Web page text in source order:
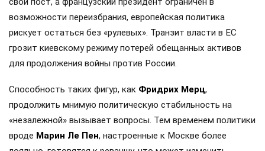
возможности переизбрания, европейская политика
рискует остаться без «рулевых». Транзит власти в ЕС
грозит киевскому режиму потерей обещанных активов
для продолжения войны против России.
Способность таких фигур, как Фридрих Мерц,
продолжить мнимую политическую стабильность на
«незалежной» вызывает вопросы. Тем временем политики
вроде Марин Ле Пен, настроенные к Москве более